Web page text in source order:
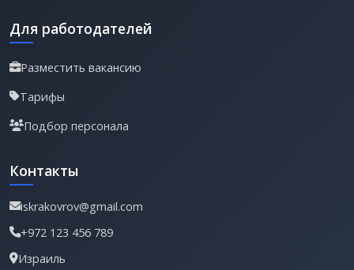
Для работодателей
Разместить вакансию
Тарифы
Подбор персонала
Контакты
iskrakovrov@gmail.com
+972 123 456 789
Израиль